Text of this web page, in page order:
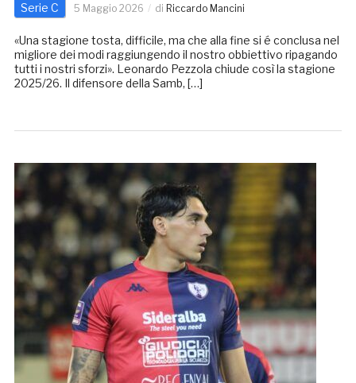
Serie C 5 Maggio 2026 di Riccardo Mancini
«Una stagione tosta, difficile, ma che alla fine si é conclusa nel
migliore dei modi raggiungendo il nostro obbiettivo ripagando
tutti i nostri sforzi». Leonardo Pezzola chiude così la stagione
2025/26. Il difensore della Samb, […]